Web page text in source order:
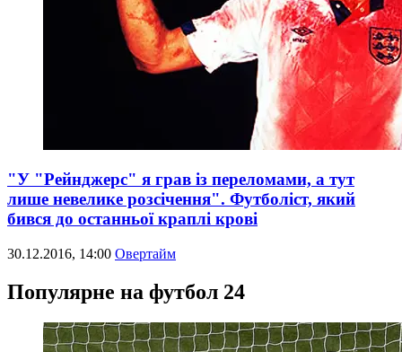
"У "Рейнджерс" я грав із переломами, а тут
лише невелике розсічення". Футболіст, який
бився до останньої краплі крові
30.12.2016, 14:00 Овертайм
Популярне на футбол 24